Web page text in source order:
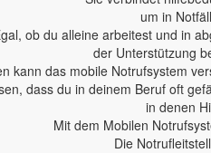
um in
ob du alleine arbeitest und in
der Unterstützung
kann das mobile Notrufsystem
dass du in deinem Beruf oft
in denen
Mit dem Mobilen
Die